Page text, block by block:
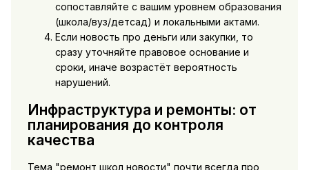
сопоставляйте с вашим уровнем образования
(школа/вуз/детсад) и локальными актами.
Если новость про деньги или закупки, то
сразу уточняйте правовое основание и
сроки, иначе возрастёт вероятность
нарушений.
Инфраструктура и ремонты: от
планирования до контроля
качества
Тема "ремонт школ новости" почти всегда про